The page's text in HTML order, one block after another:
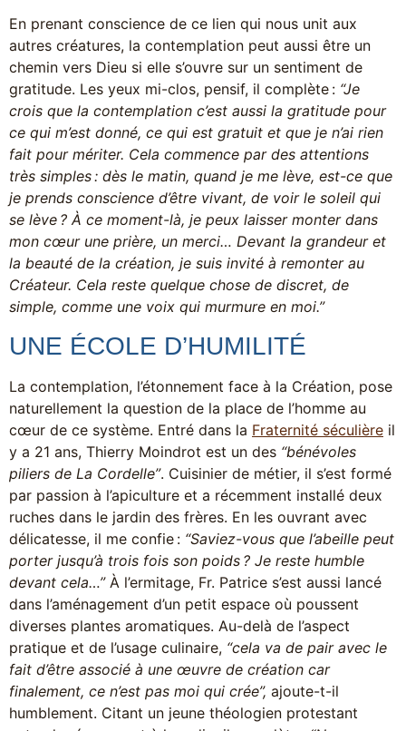
En prenant conscience de ce lien qui nous unit aux
autres créatures, la contemplation peut aussi être un
chemin vers Dieu si elle s’ouvre sur un sentiment de
gratitude. Les yeux mi-clos, pensif, il complète : “Je
crois que la contemplation c’est aussi la gratitude pour
ce qui m’est donné, ce qui est gratuit et que je n’ai rien
fait pour mériter. Cela commence par des attentions
très simples : dès le matin, quand je me lève, est-ce que
je prends conscience d’être vivant, de voir le soleil qui
se lève ? À ce moment-là, je peux laisser monter dans
mon cœur une prière, un merci… Devant la grandeur et
la beauté de la création, je suis invité à remonter au
Créateur. Cela reste quelque chose de discret, de
simple, comme une voix qui murmure en moi.”
UNE ÉCOLE D’HUMILITÉ
La contemplation, l’étonnement face à la Création, pose
naturellement la question de la place de l’homme au
cœur de ce système. Entré dans la Fraternité séculière il
y a 21 ans, Thierry Moindrot est un des “bénévoles
piliers de La Cordelle”. Cuisinier de métier, il s’est formé
par passion à l’apiculture et a récemment installé deux
ruches dans le jardin des frères. En les ouvrant avec
délicatesse, il me confie : “Saviez-vous que l’abeille peut
porter jusqu’à trois fois son poids ? Je reste humble
devant cela…”À l’ermitage, Fr. Patrice s’est aussi lancé
dans l’aménagement d’un petit espace où poussent
diverses plantes aromatiques. Au-delà de l’aspect
pratique et de l’usage culinaire, “cela va de pair avec le
fait d’être associé à une œuvre de création car
finalement, ce n’est pas moi qui crée”, ajoute-t-il
humblement. Citant un jeune théologien protestant